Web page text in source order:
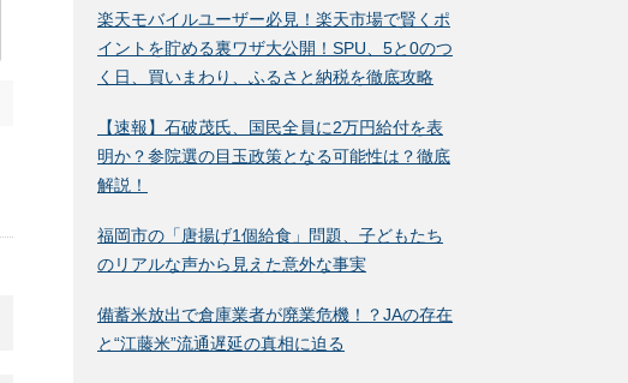
楽天モバイルユーザー必見！楽天市場で賢くポ
イントを貯める裏ワザ大公開！SPU、5と0のつ
く日、買いまわり、ふるさと納税を徹底攻略
【速報】石破茂氏、国民全員に2万円給付を表
明か？参院選の目玉政策となる可能性は？徹底
解説！
福岡市の「唐揚げ1個給食」問題、子どもたち
のリアルな声から見えた意外な事実
備蓄米放出で倉庫業者が廃業危機！？JAの存在
と“江藤米”流通遅延の真相に迫る